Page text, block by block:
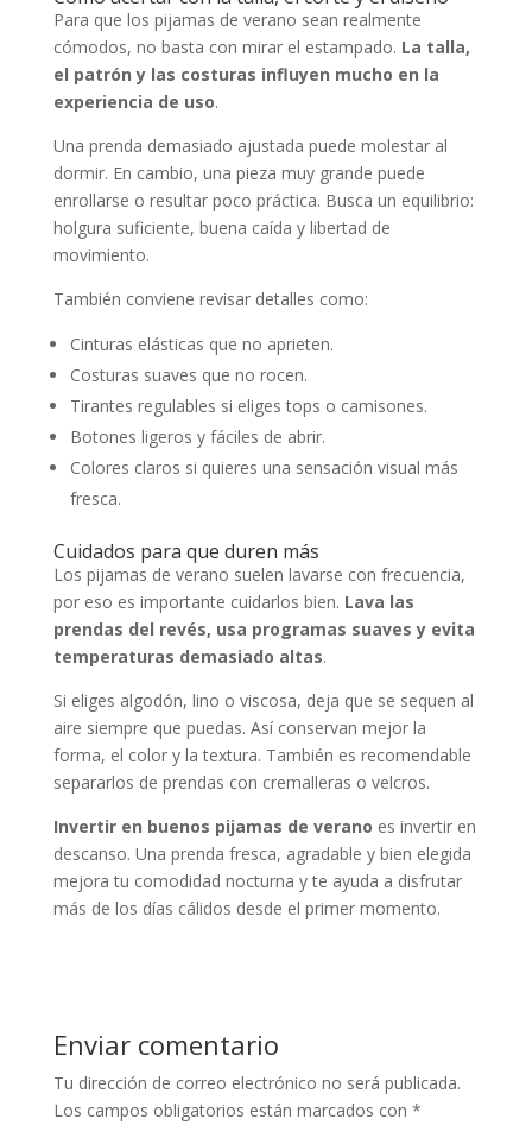
Para que los pijamas de verano sean realmente
cómodos, no basta con mirar el estampado. La talla,
el patrón y las costuras influyen mucho en la
experiencia de uso.
Una prenda demasiado ajustada puede molestar al
dormir. En cambio, una pieza muy grande puede
enrollarse o resultar poco práctica. Busca un equilibrio:
holgura suficiente, buena caída y libertad de
movimiento.
También conviene revisar detalles como:
Cinturas elásticas que no aprieten.
Costuras suaves que no rocen.
Tirantes regulables si eliges tops o camisones.
Botones ligeros y fáciles de abrir.
Colores claros si quieres una sensación visual más
fresca.
Cuidados para que duren más
Los pijamas de verano suelen lavarse con frecuencia,
por eso es importante cuidarlos bien. Lava las
prendas del revés, usa programas suaves y evita
temperaturas demasiado altas.
Si eliges algodón, lino o viscosa, deja que se sequen al
aire siempre que puedas. Así conservan mejor la
forma, el color y la textura. También es recomendable
separarlos de prendas con cremalleras o velcros.
Invertir en buenos pijamas de verano es invertir en
descanso. Una prenda fresca, agradable y bien elegida
mejora tu comodidad nocturna y te ayuda a disfrutar
más de los días cálidos desde el primer momento.
Enviar comentario
Tu dirección de correo electrónico no será publicada.
Los campos obligatorios están marcados con *